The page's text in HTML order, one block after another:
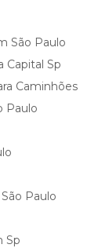
São Paulo
Capital Sp
Caminhões
Paulo
Paulo
Sp